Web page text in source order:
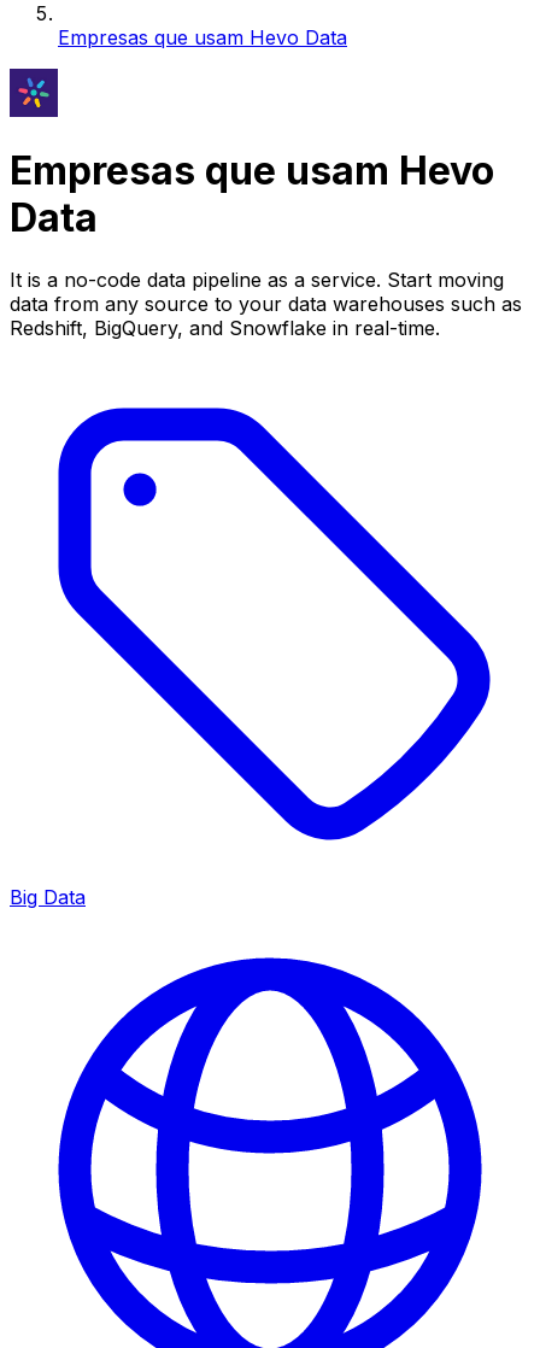
Empresas que usam Hevo Data
Empresas que usam Hevo
Data
It is a no-code data pipeline as a service. Start moving
data from any source to your data warehouses such as
Redshift, BigQuery, and Snowflake in real-time.
Big Data